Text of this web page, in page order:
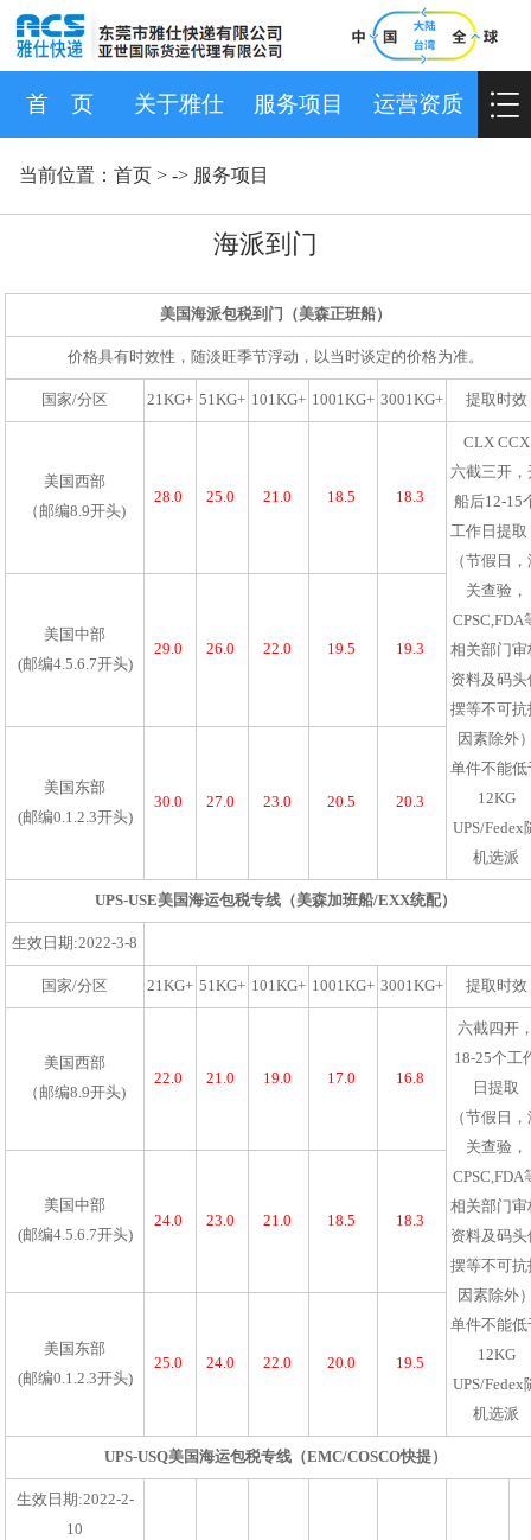
首 页 关于雅仕 服务项目 运营资质
当前位置： 首页 > -> 服务项目
海派到门
美国海派包税到门（美森正班船）
价格具有时效性，随淡旺季节浮动，以当时谈定的价格为准。
国家/分区 21KG+ 51KG+ 101KG+ 1001KG+ 3001KG+ 提取时效
美国西部
（邮编8.9开头)
28.0 25.0 21.0 18.5 18.3
CLX CCX
六截三开，
船后12-15
工作日提取
（节假日
关查验，
CPSC,FDA
相关部门审
资料及码头
摆等不可抗
因素除外
单件不能低
12KG
UPS/Fedex
机选派
美国中部
(邮编4.5.6.7开头)
29.0 26.0 22.0 19.5 19.3
美国东部
(邮编0.1.2.3开头)
30.0 27.0 23.0 20.5 20.3
UPS-USE美国海运包税专线（美森加班船/EXX统配）
生效日期:2022-3-8
国家/分区 21KG+ 51KG+ 101KG+ 1001KG+ 3001KG+ 提取时效
美国西部
（邮编8.9开头)
22.0 21.0 19.0 17.0 16.8
六截四开
18-25个工
日提取
（节假日
关查验，
CPSC,FDA
相关部门审
资料及码头
摆等不可抗
因素除外
单件不能低
12KG
UPS/Fedex
机选派
美国中部
(邮编4.5.6.7开头)
24.0 23.0 21.0 18.5 18.3
美国东部
(邮编0.1.2.3开头)
25.0 24.0 22.0 20.0 19.5
UPS-USQ美国海运包税专线（EMC/COSCO快提）
生效日期:2022-2-
10